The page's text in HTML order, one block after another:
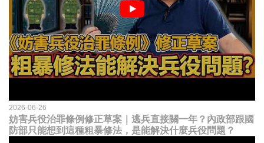
2026-06-26
妨害兵役治罪條例修正草案｜逃兵直接關一年？內政部跟國
防部只能想到這種粗暴修法，是能解決什麼兵役問題？